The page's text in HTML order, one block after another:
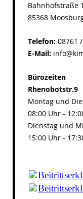
Bahnhofstraße 1
85368
Telefon:08761
E-Mail:
Bürozeiten
Rhenobotstr.9
Montag und
08:00 Uhr -
Dienstag und
15:00 Uhr -